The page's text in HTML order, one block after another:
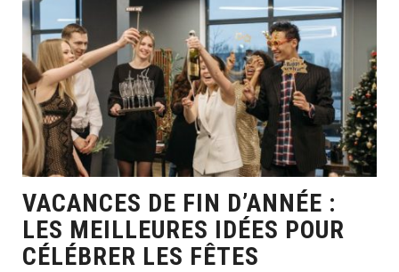
VACANCES DE FIN D’ANNÉE :
LES MEILLEURES IDÉES POUR
CÉLÉBRER LES FÊTES